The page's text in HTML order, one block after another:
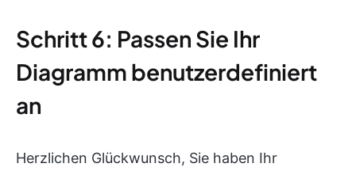
Schritt 6: Passen Sie Ihr
Diagramm benutzerdefiniert
an
Herzlichen Glückwunsch, Sie haben Ihr